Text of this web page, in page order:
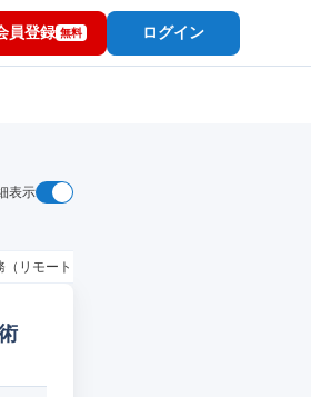
員登録 無料 ログイン
表示
（リモートワーク）OK